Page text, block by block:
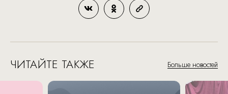
ЧИТАЙТЕ ТАКЖЕ Больше новостей